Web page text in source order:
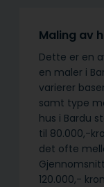
Maling av
Dette er en
en maler i
varierer
samt type
hus i Bardu
til 80.000,-
det ofte
120.000,-